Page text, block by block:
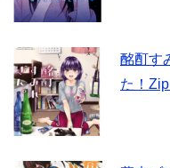
酩酊す
た！